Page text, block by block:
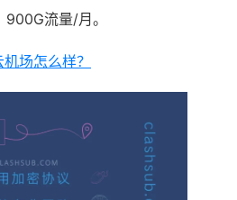
流量/月。
场怎么样？